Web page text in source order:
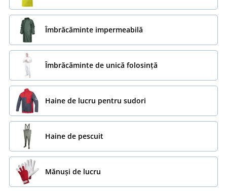
Îmbrăcăminte impermeabilă
Îmbrăcăminte de unică folosință
Haine de lucru pentru sudori
Haine de pescuit
Mănuși de lucru